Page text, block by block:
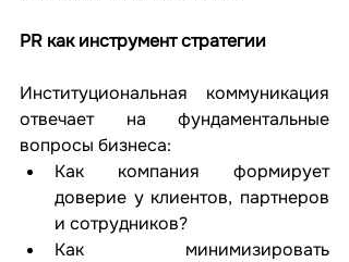
PR как инструмент стратегии
Институциональная коммуникация
отвечает на фундаментальные
вопросы бизнеса:
Как компания формирует
доверие у клиентов, партнеров
и сотрудников?
Как минимизировать